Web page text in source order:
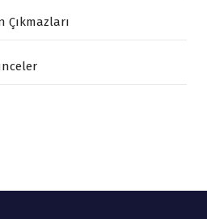
Çıkmazları